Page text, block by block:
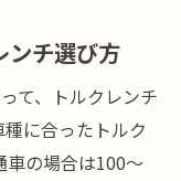
ンチ選び方
て、トルクレンチ
に合ったトルク
車の場合は100～